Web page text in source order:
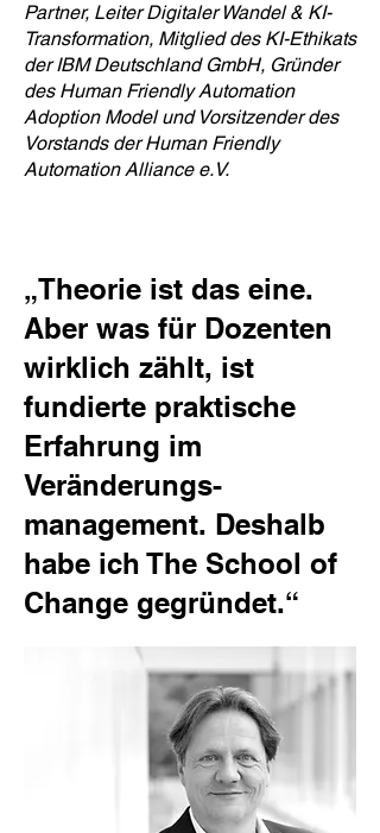
Partner, Leiter Digitaler Wandel & KI-
Transformation, Mitglied des KI-Ethikats
der IBM Deutschland GmbH, Gründer
des Human Friendly Automation
Adoption Model und Vorsitzender des
Vorstands der Human Friendly
Automation Alliance e.V.
„Theorie ist das eine.
Aber was für Dozenten
wirklich zählt, ist
fundierte praktische
Erfahrung im
Veränderungs-
management. Deshalb
habe ich The School of
Change gegründet.“